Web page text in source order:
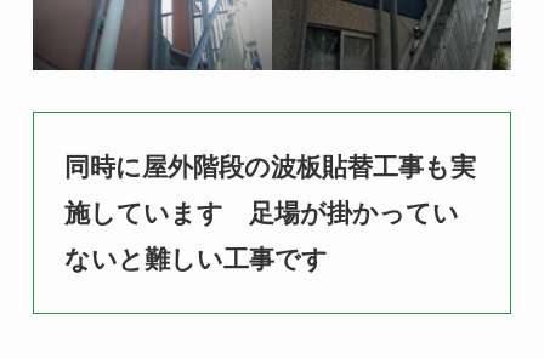
同時に屋外階段の波板貼替工事も実
施しています 足場が掛かってい
ないと難しい工事です